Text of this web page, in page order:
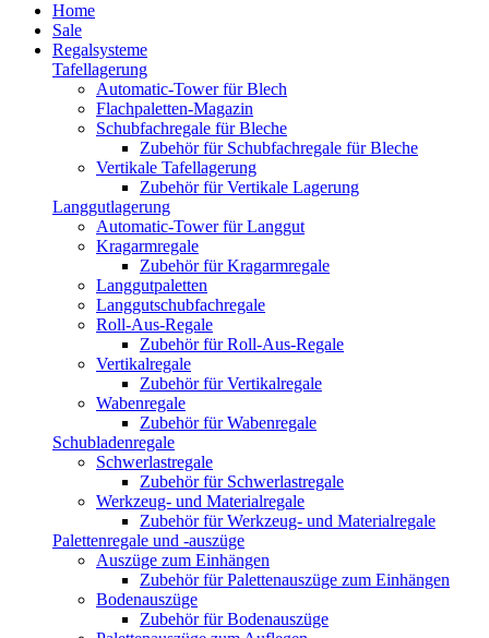
Home
Sale
Regalsysteme
Tafellagerung
Automatic-Tower für Blech
Flachpaletten-Magazin
Schubfachregale für Bleche
Zubehör für Schubfachregale für Bleche
Vertikale Tafellagerung
Zubehör für Vertikale Lagerung
Langgutlagerung
Automatic-Tower für Langgut
Kragarmregale
Zubehör für Kragarmregale
Langgutpaletten
Langgutschubfachregale
Roll-Aus-Regale
Zubehör für Roll-Aus-Regale
Vertikalregale
Zubehör für Vertikalregale
Wabenregale
Zubehör für Wabenregale
Schubladenregale
Schwerlastregale
Zubehör für Schwerlastregale
Werkzeug- und Materialregale
Zubehör für Werkzeug- und Materialregale
Palettenregale und -auszüge
Auszüge zum Einhängen
Zubehör für Palettenauszüge zum Einhängen
Bodenauszüge
Zubehör für Bodenauszüge